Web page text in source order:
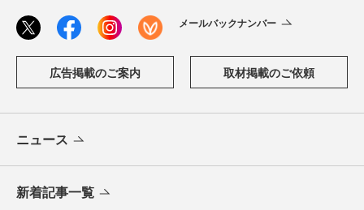
メールバックナンバー
広告掲載のご案内 取材掲載のご依頼
ニュース
新着記事一覧